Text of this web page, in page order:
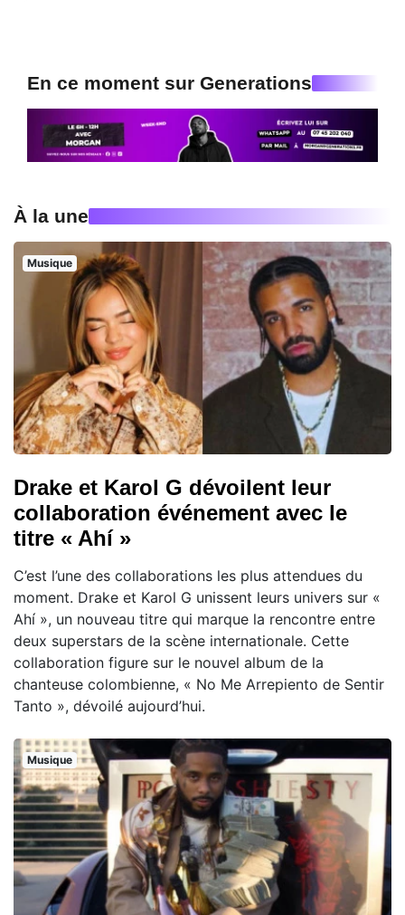
En ce moment sur Generations
À la une
Musique
Drake et Karol G dévoilent leur
collaboration événement avec le
titre « Ahí »
C’est l’une des collaborations les plus attendues du
moment. Drake et Karol G unissent leurs univers sur «
Ahí », un nouveau titre qui marque la rencontre entre
deux superstars de la scène internationale. Cette
collaboration figure sur le nouvel album de la
chanteuse colombienne, « No Me Arrepiento de Sentir
Tanto », dévoilé aujourd’hui.
Musique